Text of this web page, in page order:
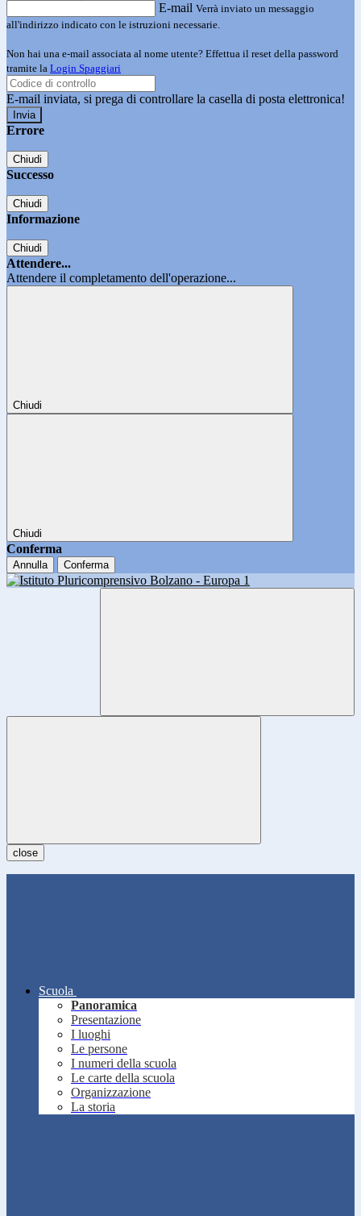
E-mail Verrà inviato un messaggio
all'indirizzo indicato con le istruzioni necessarie.
Non hai una e-mail associata al nome utente? Effettua il reset della password
tramite la Login Spaggiari
E-mail inviata, si prega di controllare la casella di posta elettronica!
Errore
Chiudi
Successo
Chiudi
Informazione
Chiudi
Attendere...
Attendere il completamento dell'operazione...
Chiudi
Chiudi
Conferma
Annulla Conferma
close
Scuola
Panoramica
Presentazione
I luoghi
Le persone
I numeri della scuola
Le carte della scuola
Organizzazione
La storia